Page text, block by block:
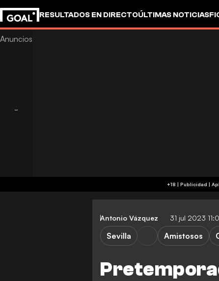
RESULTADOS EN DIRECTOÚLTIMAS NOTICIAS
Antonio Vázquez 31 jul 2023
Sevilla Amistosos